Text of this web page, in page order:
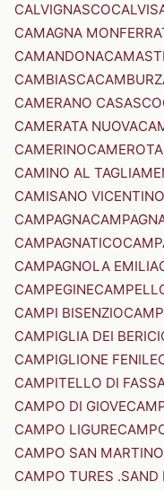
CALVIGNASCO
CAMAGNA
CAMANDONA
CAMBIASCA
CAMERANO CASASCO
CAMERATA NUOVA
CAMERINOCAMEROTA
CAMINO AL
CAMISANO VICENTINO
CAMPAGNA
CAMPAGNATICO
CAMPAGNOLA EMILIA
CAMPEGINE
CAMPI BISENZIO
CAMPIGLIA DEI BERICI
CAMPIGLIONE FENILE
CAMPITELLO DI
CAMPO DI GIOVE
CAMPO LIGURE
CAMPO SAN MARTINO
CAMPO TURES .SAND